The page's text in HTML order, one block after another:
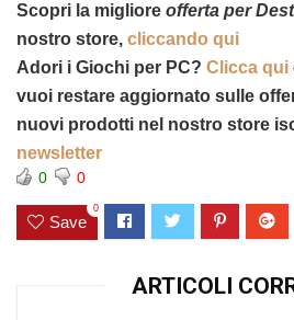
Scopri la migliore offerta per
nostro store, cliccando qui
Adori i Giochi per PC? Clicca qui
vuoi restare aggiornato sulle
nuovi prodotti nel nostro store
newsletter
0 0
Save
0
ARTICOLI